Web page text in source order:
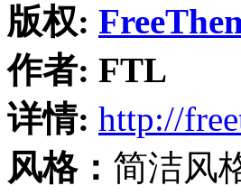
版权:
作者: FTL
详情: http://
风格： 简洁风